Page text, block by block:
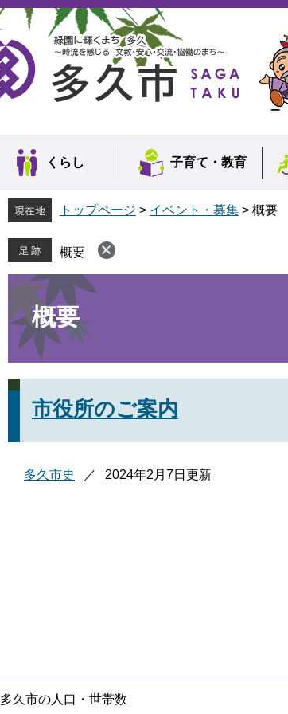
くらし 子育て・ 教育
トップページ > イベント・募集 > 概要
概要
本
文
概要
市役所のご案内
多久市史 2024年2月7日更新
多久市の人口・世帯数